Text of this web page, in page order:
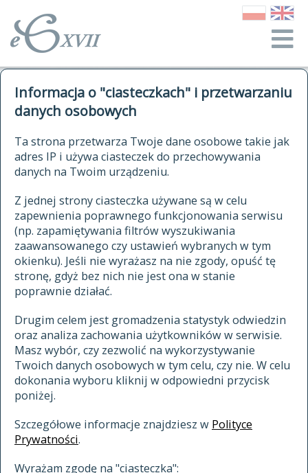
Informacja o "ciasteczkach" i przetwarzaniu
danych osobowych
Ta strona przetwarza Twoje dane osobowe takie jak
adres IP i używa ciasteczek do przechowywania
danych na Twoim urządzeniu.
Z jednej strony ciasteczka używane są w celu
zapewnienia poprawnego funkcjonowania serwisu
(np. zapamiętywania filtrów wyszukiwania
zaawansowanego czy ustawień wybranych w tym
okienku). Jeśli nie wyrażasz na nie zgody, opuść tę
stronę, gdyż bez nich nie jest ona w stanie
poprawnie działać.
Drugim celem jest gromadzenia statystyk odwiedzin
oraz analiza zachowania użytkowników w serwisie.
Masz wybór, czy zezwolić na wykorzystywanie
Twoich danych osobowych w tym celu, czy nie. W celu
dokonania wyboru kliknij w odpowiedni przycisk
poniżej.
Szczegółowe informacje znajdziesz w Polityce
Prywatności.
Wyrażam zgodę na "ciasteczka":
autorzy Słownika
historia
publikacje
źródła
autorzy tekstów źródłowych
zasady opracowania
statystyki
najnowsze hasła
ostatnio zmodyfikowane hasła
materiały archiwalne
cytowanie
kontakt
kwerendy
jak cytować Słownik
ELEKTRONICZNY SŁOWNIK
JĘZYKA POLSKIEGO
XVII I XVIII WIEKU
znajdź hasła
zaczynające się od